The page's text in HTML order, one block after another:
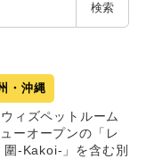
検索
・沖縄
ィズペットルーム
ーオープンの「レ
-Kakoi-」を含む別